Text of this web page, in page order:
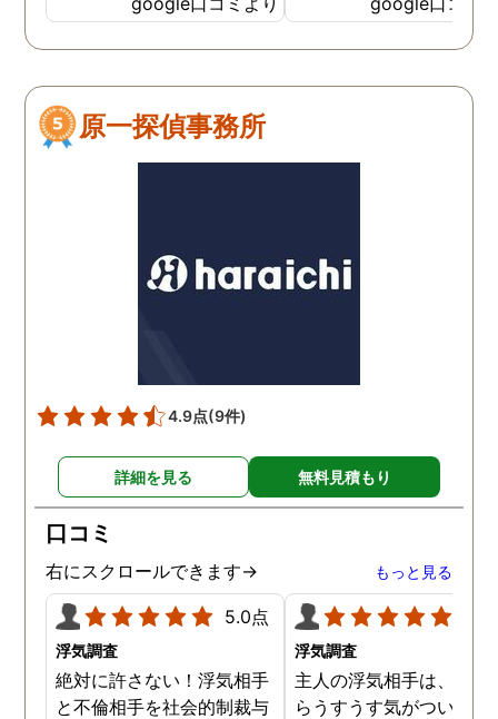
てくださっていることが伝
わってくるLINEをいただき
みると、旭法さんの第一声
は、「奥さん、ちゃんと食
べれてますか？ちゃんと眠
とにしました。 旭法さん
は、何度も何度も私の相談
談もできなかった私を救っ
てくれたのは、紛れもなく
旭法さんです。 調査場所が
旭川市外の時もありました
が、長年の経験とプロの対
応力を持ってして、見事に
証拠を掴んでくれました。
調査内容も料金も納得。何
より、信頼できます。 私
に、一歩踏み出す勇気と戦
う力を与えてくれた旭法さ
んには感謝しています。
原一探偵事務所
4.9点(9件)
詳細を見る 無料見積もり
口コミ
右にスクロールできます→ もっと見る
5.0点
浮気調査
絶対に許さない！浮気相手
と不倫相手を社会的制裁与
浮気調査
主人の浮気相手は、以前
らうすうす気がついてい